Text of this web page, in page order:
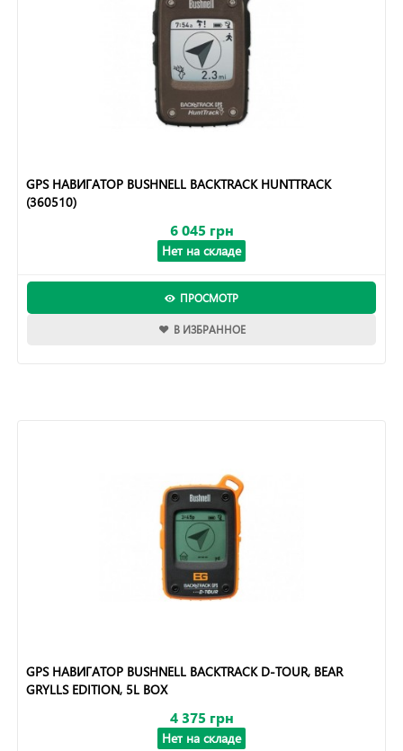
GPS НАВИГАТОР BUSHNELL BACKTRACK HUNTTRACK
(360510)
6 045 грн
Нет на складе
ПРОСМОТР
В ИЗБРАННОЕ
GPS НАВИГАТОР BUSHNELL BACKTRACK D-TOUR, BEAR
GRYLLS EDITION, 5L BOX
4 375 грн
Нет на складе